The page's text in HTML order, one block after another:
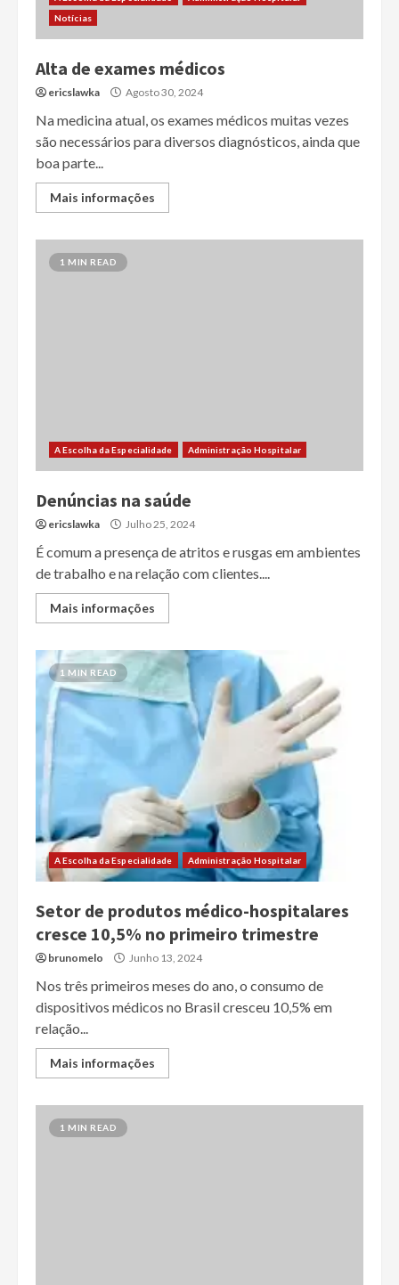
Notícias
Alta de exames médicos
ericslawka Agosto 30, 2024
Na medicina atual, os exames médicos muitas vezes
são necessários para diversos diagnósticos, ainda que
boa parte...
Mais informações
1 MIN READ
A Escolha da Especialidade Administração Hospitalar
Denúncias na saúde
ericslawka Julho 25, 2024
É comum a presença de atritos e rusgas em ambientes
de trabalho e na relação com clientes....
Mais informações
1 MIN READ
A Escolha da Especialidade Administração Hospitalar
Setor de produtos médico-hospitalares
cresce 10,5% no primeiro trimestre
brunomelo Junho 13, 2024
Nos três primeiros meses do ano, o consumo de
dispositivos médicos no Brasil cresceu 10,5% em
relação...
Mais informações
1 MIN READ